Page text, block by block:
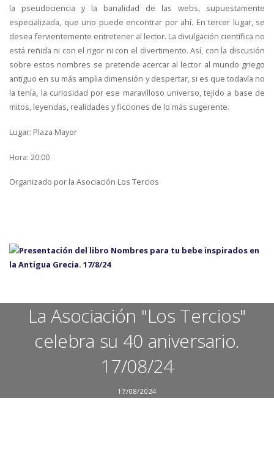
la pseudociencia y la banalidad de las webs, supuestamente
especializada, que uno puede encontrar por ahí. En tercer lugar, se
desea fervientemente entretener al lector. La divulgación científica no
está reñida ni con el rigor ni con el divertimento. Así, con la discusión
sobre estos nombres se pretende acercar al lector al mundo griego
antiguo en su más amplia dimensión y despertar, si es que todavía no
la tenía, la curiosidad por ese maravilloso universo, tejido a base de
mitos, leyendas, realidades y ficciones de lo más sugerente.
Lugar: Plaza Mayor
Hora: 20:00
Organizado por la Asociación Los Tercios
La Asociación "Los Tercios"
celebra su 40 aniversario.
17/08/24
17/08/2024